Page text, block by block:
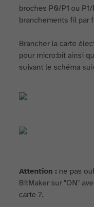
broches P0/P1 ou
branchements fil par
Brancher la carte
pour micro:bit ainsi
suivant le schéma
Attention : ne pas
BitMaker sur "ON"
carte ?.